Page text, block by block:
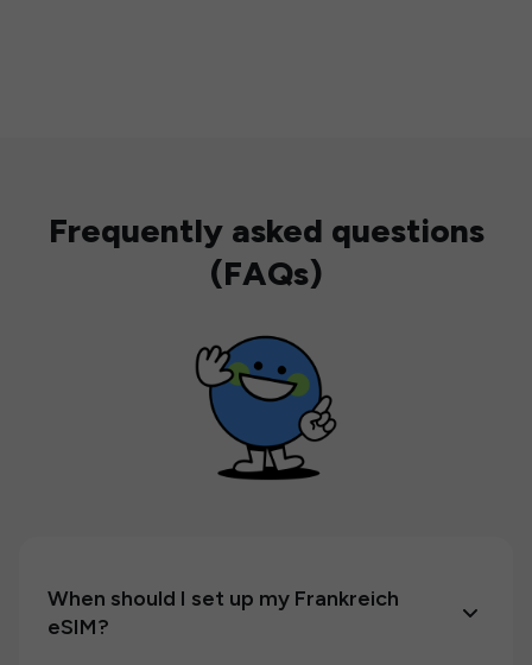
Frequently asked questions
(FAQs)
When should I set up my Frankreich
eSIM?